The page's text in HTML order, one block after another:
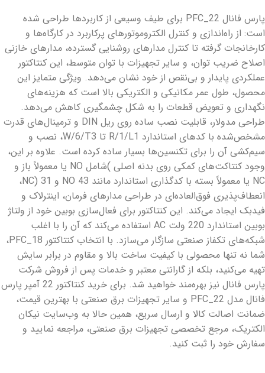
پارس فانال PFC_22 برای طیف وسیعی از کاربردها طراحی شده
است: از راه‌اندازی و کنترل الکتروموتورهای پرکاربرد در کارگاه‌ها و
کارخانجات گرفته تا کنترل مدارهای روشنایی گسترده، مدارهای خازنی
اصلاح ضریب توان، و سایر تجهیزات با توان متوسط، این کنتاکتور
عملکردی پایدار و بی‌نقص از خود نشان می‌دهد. ویژگی متمایز این
محصول، طول عمر مکانیکی و الکتریکی بالا است که هزینه‌های
نگهداری و تعویض قطعات را به شکل چشمگیری کاهش می‌دهد.
طراحی مدولار، قابلیت نصب ساده روی ریل DIN و ترمینال‌های قدرت
مشخص‌شده با کد‌های استاندارد R/1/L1 تا W/6/T3، نصب و
سیم‌کشی آن را برای تکنسین‌ها بسیار ساده کرده است. علاوه بر این،
وجود کنتاکت‌های کمکی روی بدنه اصلی )شامل NO یا معمولاً باز و
NC یا معمولاً بسته با کدگذاری استاندارد مانند 43 NO و 31 (NC،
انعطاف‌پذیری فوق‌العاده‌ای در طراحی مدارهای فرمان، اینترلاک و
فیدبک ایجاد می‌کند. این کنتاکتور برای فعال‌سازی بوبین خود از ولتاژ
بوبین استاندارد 220 ولت AC استفاده می‌کند که آن را با اغلب
شبکه‌های تکفاز صنعتی سازگار می‌سازد. با انتخاب کنتاکتور PFC_18،
شما نه تنها محصولی با کیفیت ساخت بالا و مقاوم در برابر سایش
تهیه می‌کنید، بلکه از گارانتی معتبر و خدمات پس از فروش شرکت
پارس فانال نیز بهره‌مند خواهید شد. برای خرید کنتاکتور 22 آمپر پارس
فانال مدل PFC_22 و سایر تجهیزات برق صنعتی با بهترین قیمت،
ضمانت اصالت کالا و ارسال سریع، همین حالا به وب‌سایت نیکان
الکتریک، مرجع تخصصی تجهیزات برق صنعتی، مراجعه نمایید و
سفارش خود را ثبت کنید.